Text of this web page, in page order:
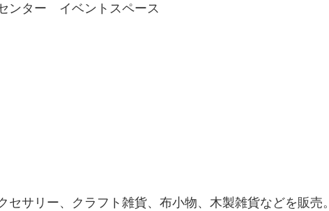
ンター イベントスペース
セサリー、クラフト雑貨、布小物、木製雑貨などを販売。